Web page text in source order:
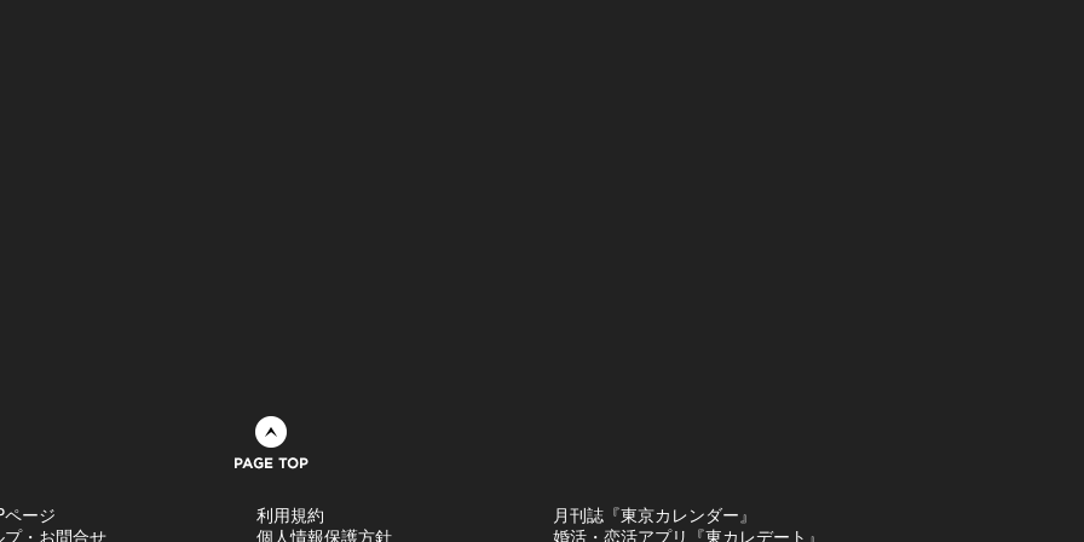
ページ
プ・お問合せ
利用規約
個人情報保護方針
月刊誌『東京カレンダー』
婚活・恋活アプリ『東カレデート』